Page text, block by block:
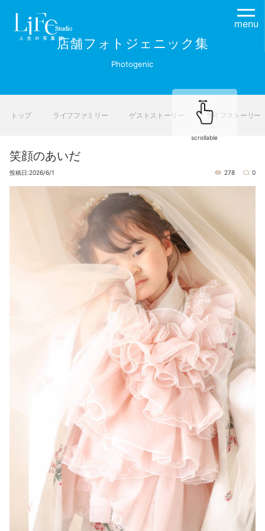
menu
店舗フォトジェニック集
Photogenic
トップ ライフファミリー ゲストストーリー ライフストーリー
scrollable
笑顔のあいだ
投稿日:2026/6/1 278 0